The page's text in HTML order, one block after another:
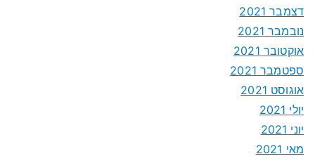
דצמבר 2021
נובמבר 2021
אוקטובר 2021
ספטמבר 2021
אוגוסט 2021
יולי 2021
יוני 2021
מאי 2021